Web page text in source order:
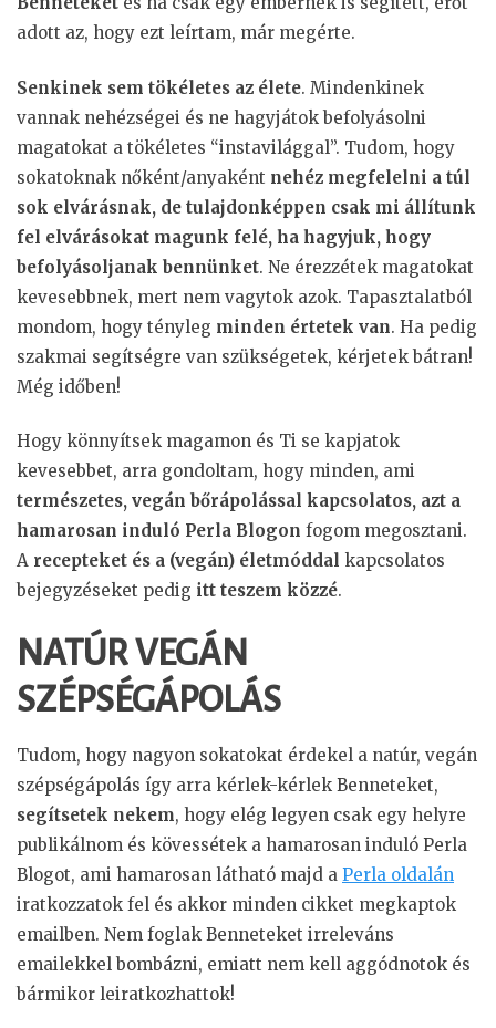
adott az, hogy ezt leírtam, már megérte.
Senkinek sem tökéletes az élete. Mindenkinek
vannak nehézségei és ne hagyjátok befolyásolni
magatokat a tökéletes “instavilággal”. Tudom, hogy
sokatoknak nőként/anyaként nehéz megfelelni a túl
sok elvárásnak, de tulajdonképpen csak mi állítunk
fel elvárásokat magunk felé, ha hagyjuk, hogy
befolyásoljanak bennünket. Ne érezzétek magatokat
kevesebbnek, mert nem vagytok azok. Tapasztalatból
mondom, hogy tényleg minden értetek van. Ha pedig
szakmai segítségre van szükségetek, kérjetek bátran!
Még időben!
Hogy könnyítsek magamon és Ti se kapjatok
kevesebbet, arra gondoltam, hogy minden, ami
természetes, vegán bőrápolással kapcsolatos, azt a
hamarosan induló Perla Blogon fogom megosztani.
A recepteket és a (vegán) életmóddal kapcsolatos
bejegyzéseket pedig itt teszem közzé.
NATÚR VEGÁN
SZÉPSÉGÁPOLÁS
Tudom, hogy nagyon sokatokat érdekel a natúr, vegán
szépségápolás így arra kérlek-kérlek Benneteket,
segítsetek nekem, hogy elég legyen csak egy helyre
publikálnom és kövessétek a hamarosan induló Perla
Blogot, ami hamarosan látható majd a Perla oldalán
iratkozzatok fel és akkor minden cikket megkaptok
emailben. Nem foglak Benneteket irreleváns
emailekkel bombázni, emiatt nem kell aggódnotok és
bármikor leiratkozhattok!